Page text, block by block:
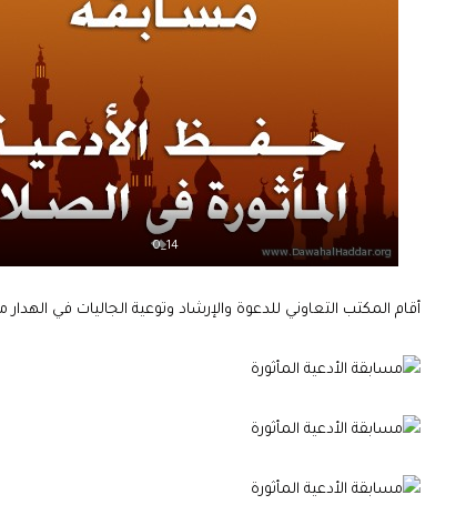
14_0
أقام المكتب التعاوني للدعوة والإرشاد وتوعية الجاليات في الهدار ممثل